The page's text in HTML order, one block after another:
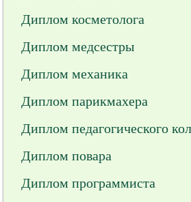
Диплом косметолога
Диплом медсестры
Диплом механика
Диплом парикмахера
Диплом педагогического
Диплом повара
Диплом программиста